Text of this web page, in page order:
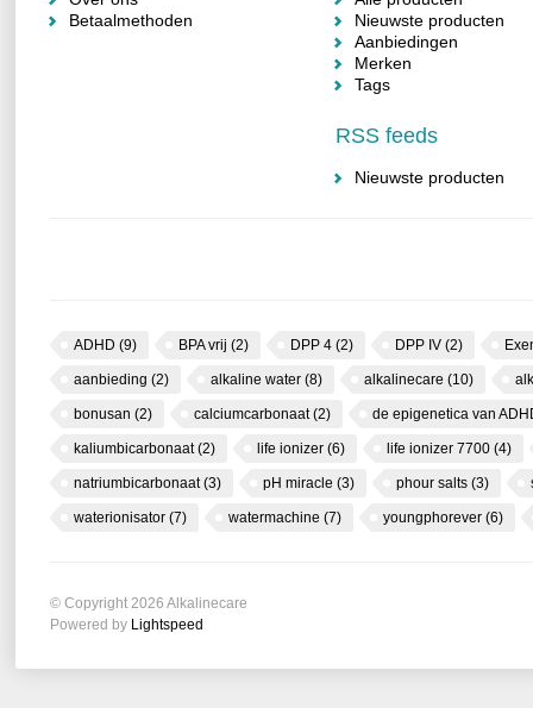
Betaalmethoden
Nieuwste producten
Aanbiedingen
Merken
Tags
RSS feeds
Nieuwste producten
ADHD (9) BPA vrij (2) DPP 4 (2) DPP IV (2)
aanbieding (2) alkaline water (8) alkalinecare (10)
bonusan (2) calciumcarbonaat(2) de epigenetica van
kaliumbicarbonaat(2) life ionizer (6) life ionizer 7700 (4)
natriumbicarbonaat(3) pH miracle (3) phour salts (3)
waterionisator (7) watermachine (7) youngphorever (6)
© Copyright 2026 Alkalinecare
Powered by Lightspeed